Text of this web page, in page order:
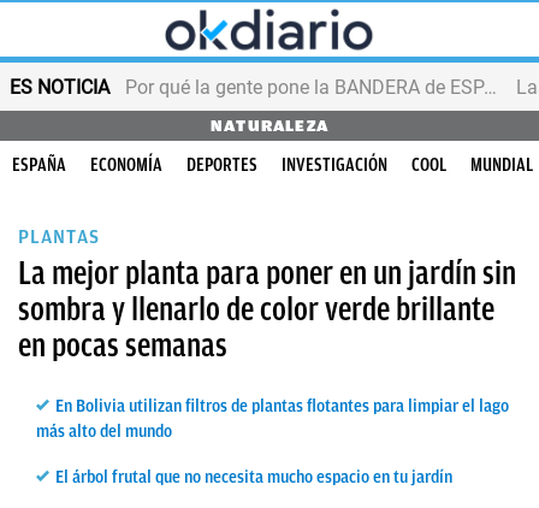
ES NOTICIA Por qué la gente pone la BANDERA de ESPAÑA en el balcón
NATURALEZA
ESPAÑA ECONOMÍA DEPORTES INVESTIGACIÓN COOL MUNDIAL
PLANTAS
La mejor planta para poner en un jardín sin
sombra y llenarlo de color verde brillante
en pocas semanas
En Bolivia utilizan filtros de plantas flotantes para limpiar el lago
más alto del mundo
El árbol frutal que no necesita mucho espacio en tu jardín